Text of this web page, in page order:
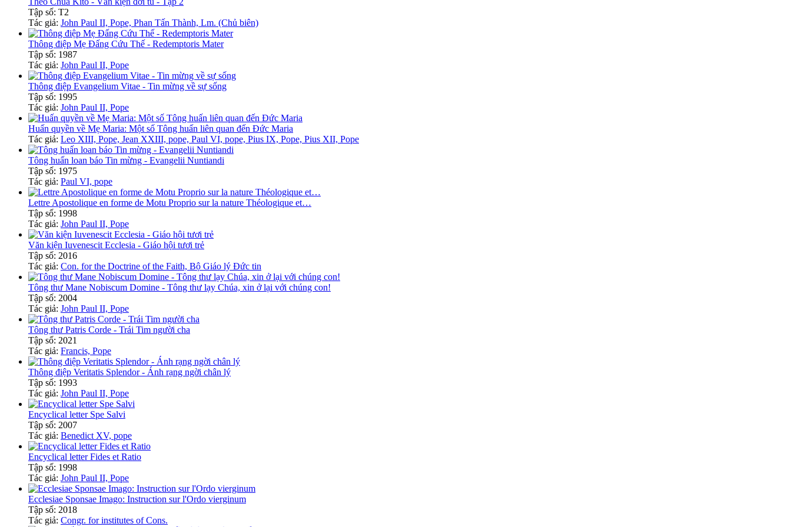
Tập số: T2
Tác giả: John Paul II, Pope, Phan Tấn Thành, Lm. (Chủ biên)
Thông điệp Mẹ Đấng Cứu Thế - Redemptoris Mater
Tập số: 1987
Tác giả: John Paul II, Pope
Thông điệp Evangelium Vitae - Tin mừng về sự sống
Tập số: 1995
Tác giả: John Paul II, Pope
Huấn quyền về Mẹ Maria: Một số Tông huấn liên quan đến Đức Maria
Tác giả: Leo XIII, Pope, Jean XXIII, pope, Paul VI, pope, Pius IX, Pope, Pius XII, Pope
Tông huấn loan báo Tin mừng - Evangelii Nuntiandi
Tập số: 1975
Tác giả: Paul VI, pope
Lettre Apostolique en forme de Motu Proprio sur la nature Théologique et…
Tập số: 1998
Tác giả: John Paul II, Pope
Văn kiện Iuvenescit Ecclesia - Giáo hội tươi trẻ
Tập số: 2016
Tác giả: Con. for the Doctrine of the Faith, Bộ Giáo lý Đức tin
Tông thư Mane Nobiscum Domine - Tông thư lạy Chúa, xin ở lại với chúng con!
Tập số: 2004
Tác giả: John Paul II, Pope
Tông thư Patris Corde - Trái Tim người cha
Tập số: 2021
Tác giả: Francis, Pope
Thông điệp Veritatis Splendor - Ánh rạng ngời chân lý
Tập số: 1993
Tác giả: John Paul II, Pope
Encyclical letter Spe Salvi
Tập số: 2007
Tác giả: Benedict XV, pope
Encyclical letter Fides et Ratio
Tập số: 1998
Tác giả: John Paul II, Pope
Ecclesiae Sponsae Imago: Instruction sur l'Ordo vierginum
Tập số: 2018
Tác giả: Congr. for institutes of Cons.